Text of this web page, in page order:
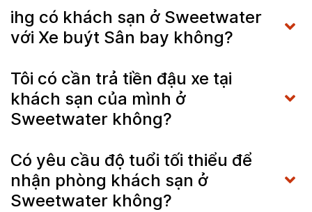
ihg có khách sạn ở Sweetwater
với Xe buýt Sân bay không?
Tôi có cần trả tiền đậu xe tại
khách sạn của mình ở
Sweetwater không?
Có yêu cầu độ tuổi tối thiểu để
nhận phòng khách sạn ở
Sweetwater không?